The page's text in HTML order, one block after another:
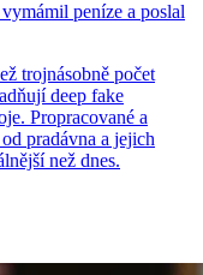
peníze a poslal
trojnásobně počet
deep fake
Propracované a
pradávna a jejich
než dnes.